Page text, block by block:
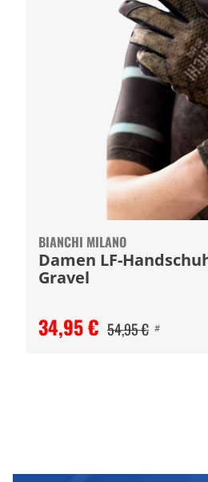
BIANCHI MILANO
Damen LF-
Gravel
34,95 € 54,95 € #